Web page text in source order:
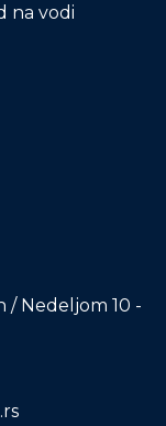
na vodi
/ Nedeljom 10 -